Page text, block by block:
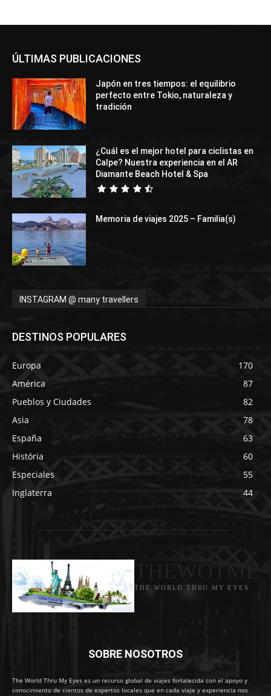
ÚLTIMAS PUBLICACIONES
Japón en tres tiempos: el equilibrio
perfecto entre Tokio, naturaleza y
tradición
¿Cuál es el mejor hotel para ciclistas en
Calpe? Nuestra experiencia en el AR
Diamante Beach Hotel & Spa
Memoria de viajes 2025 – Familia(s)
INSTAGRAM @ many travellers
DESTINOS POPULARES
Europa
170
América
87
Pueblos y Ciudades
82
Asia
78
España
63
História
60
Especiales
55
Inglaterra
44
THE WORLD THRU MY EYES
SOBRE NOSOTROS
The World Thru My Eyes es un recurso global de viajes fortalecida con el apoyo y
conocimiento de cientos de expertos locales que en cada viaje y experiencia nos